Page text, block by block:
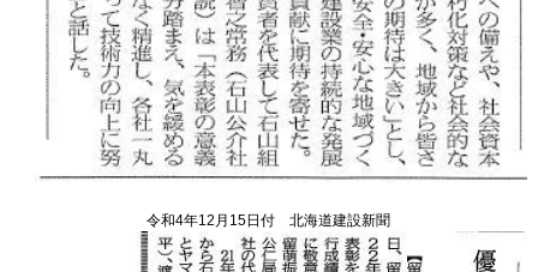
令和4年12月15日付 北海道建設新聞